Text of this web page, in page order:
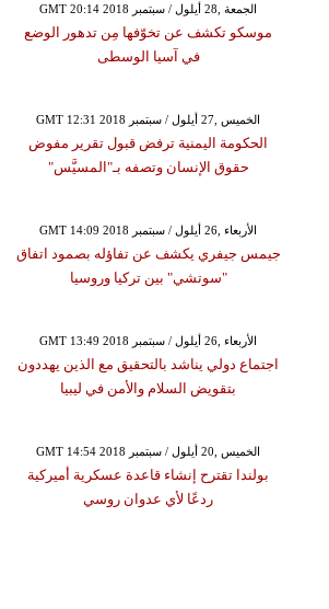
GMT 20:14 2018 الجمعة ,28 أيلول / سبتمبر
موسكو تكشف عن تخوّفها مِن تدهور الوضع
في آسيا الوسطى
GMT 12:31 2018 الخميس ,27 أيلول / سبتمبر
الحكومة اليمنية ترفض قبول تقرير مفوض
حقوق الإنسان وتصفه بـ"المسيَّس"
GMT 14:09 2018 الأربعاء ,26 أيلول / سبتمبر
جيمس جيفري يكشف عن تفاؤله بصمود اتفاق
"سوتشي" بين تركيا وروسيا
GMT 13:49 2018 الأربعاء ,26 أيلول / سبتمبر
اجتماع دولي يناشد بالتحقيق مع الذين يهددون
بتقويض السلام والأمن في ليبيا
GMT 14:54 2018 الخميس ,20 أيلول / سبتمبر
بولندا تقترح إنشاء قاعدة عسكرية أميركية
ردعًا لأي عدوان روسي